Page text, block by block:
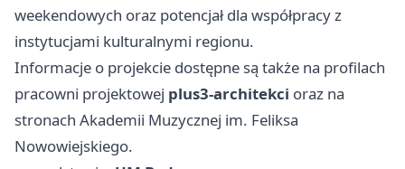
weekendowych oraz potencjał dla współpracy z
instytucjami kulturalnymi regionu.
Informacje o projekcie dostępne są także na profilach
pracowni projektowej plus3-architekci oraz na
stronach Akademii Muzycznej im. Feliksa
Nowowiejskiego.